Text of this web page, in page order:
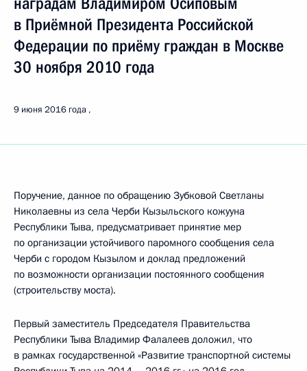
в Приёмной Президента Российской
Федерации по приёму граждан в Москве
30 ноября 2010 года
9 июня 2016 года
Поручение, данное по обращению Зубковой Светланы
Николаевны из села Черби Кызыльского кожууна
Республики Тыва, предусматривает принятие мер
по организации устойчивого паромного сообщения села
Черби с городом Кызылом и доклад предложений
по возможности организации постоянного сообщения
(строительству моста).
Первый заместитель Председателя Правительства
Республики Тыва Владимир Фалалеев доложил, что
в рамках государственной «Развитие транспортной системы